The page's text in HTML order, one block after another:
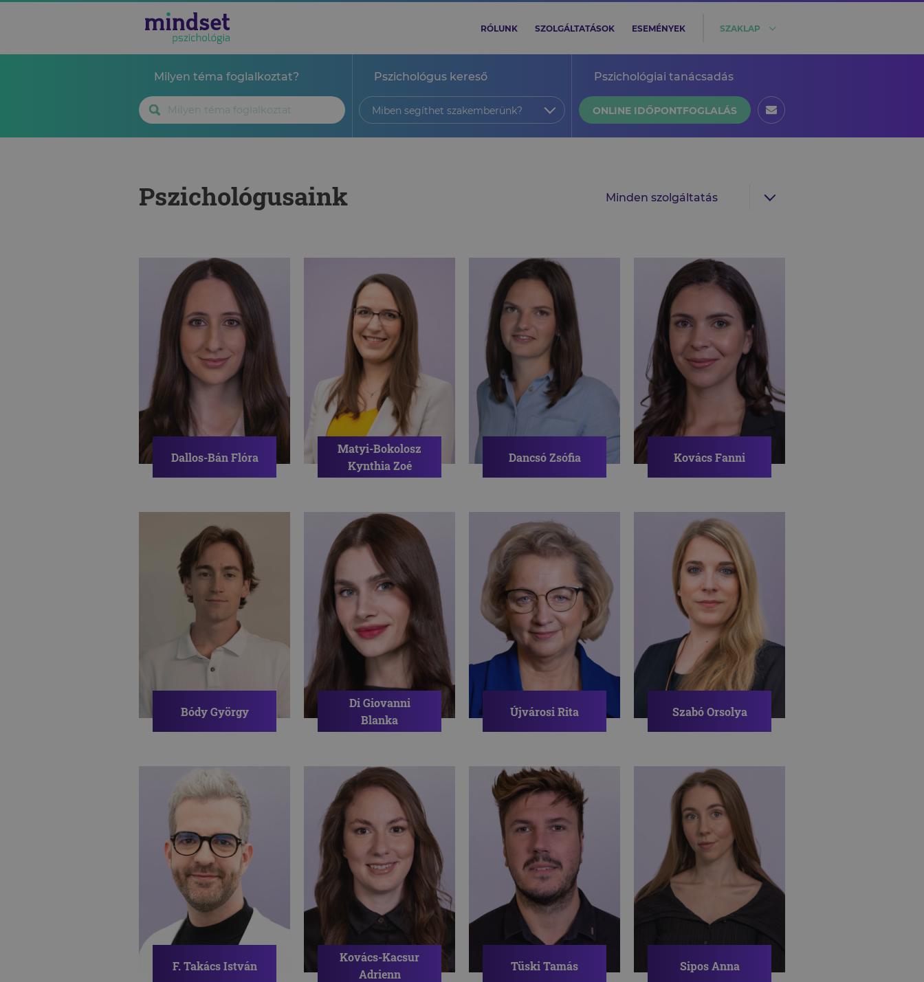
RÓLUNK SZOLGÁLTATÁSOK ESEMÉNYEK SZAKLAP
Milyen téma foglalkoztat? Pszichológus kereső
Miben segíthet szakemberünk?
Pszichológiai tanácsadás
ONLINE IDŐPONTFOGLALÁS
Pszichológusaink Minden szolgáltatás
Dallos-Bán Flóra
Szexuálpszichológiai
szakpszichológus
jelölt
ÖNISMERET
PÁRKAPCSOLAT
Matyi-Bokolosz
Kynthia Zoé
ÖNISMERET
ÉLETVEZETÉSI PROBLÉMÁK
ELAKADÁS
Dancsó Zsófia
ÖNISMERET
SZORONGÁS
STRESSZ
Kovács Fanni
Tanácsadó
szakpszichológus
jelölt
PÁRKAPCSOLAT
CSALÁD
STRESSZ
Bódy György
STRESSZKEZELÉS
MUNKA-MAGÁNÉLET
EGYENSÚLY
Di Giovanni
Blanka
ÖNISMERET
PÁRKAPCSOLAT
HANGULATINGADOZÁS
Újvárosi Rita
INTEGRÁCIÓ
EGÉSZSÉGPSZICHOLÓGIA
VISELKEDÉSELEMZŐ
Szabó Orsolya
MUNKAHELYI STRESSZ
ADDIKCIÓ
ÖNISMERET
F. Takács István
Kovács-Kacsur
Adrienn
Tüski Tamás Sipos Anna